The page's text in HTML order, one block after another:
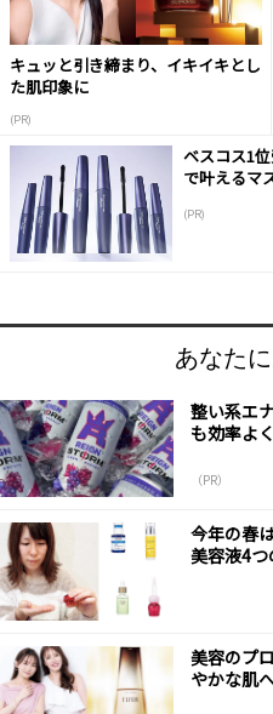
キュッと引き締まり、イキイキとし
た肌印象に
(PR)
ベスコス1
で叶えるマ
(PR)
あなた
整い系エ
も効率よ
（PR）
今年の春
美容液4つ
美容のプ
やかな肌